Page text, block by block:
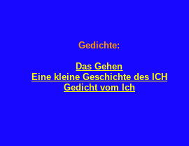
Gedichte:
Das Gehen
Eine kleine Geschichte des ICH
Gedicht vom Ich